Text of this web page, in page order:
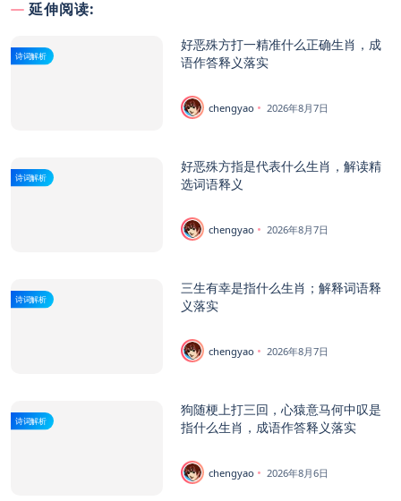
延伸阅读:
诗词解析
好恶殊方打一精准什么正确生肖，成
语作答释义落实
chengyao 2026年8月7日
诗词解析
好恶殊方指是代表什么生肖，解读精
选词语释义
chengyao 2026年8月7日
诗词解析
三生有幸是指什么生肖；解释词语释
义落实
chengyao 2026年8月7日
诗词解析
狗随梗上打三回，心猿意马何中叹是
指什么生肖，成语作答释义落实
chengyao 2026年8月6日